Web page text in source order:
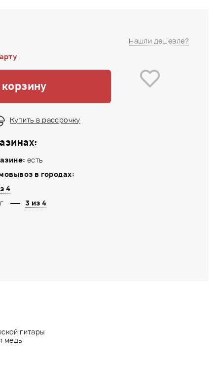
гитары
медь
Нашли дешевле?
корзину
Купить в рассрочку
есть
в городах:
4
3 из 4